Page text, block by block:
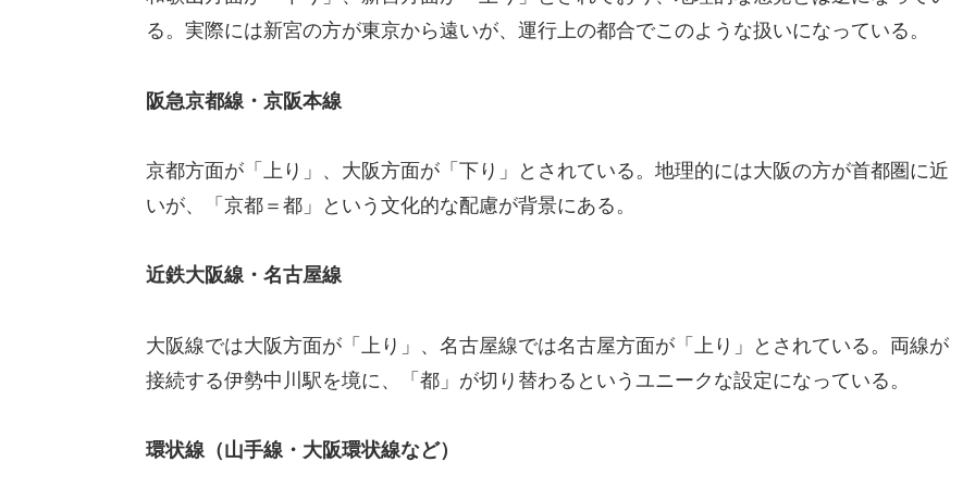
る。実際には新宮の方が東京から遠いが、運行上の都合でこのような扱いになっている。
阪急京都線・京阪本線
京都方面が「上り」、大阪方面が「下り」とされている。地理的には大阪の方が首都圏に近
いが、「京都＝都」という文化的な配慮が背景にある。
近鉄大阪線・名古屋線
大阪線では大阪方面が「上り」、名古屋線では名古屋方面が「上り」とされている。両線が
接続する伊勢中川駅を境に、「都」が切り替わるというユニークな設定になっている。
環状線（山手線・大阪環状線など）